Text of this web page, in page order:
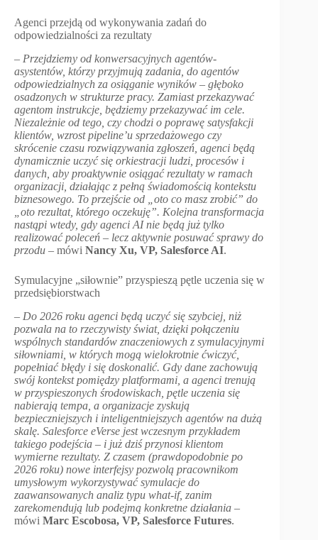
Agenci przejdą od wykonywania zadań do
odpowiedzialności za rezultaty
– Przejdziemy od konwersacyjnych agentów-
asystentów, którzy przyjmują zadania, do agentów
odpowiedzialnych za osiąganie wyników – głęboko
osadzonych w strukturze pracy. Zamiast przekazywać
agentom instrukcje, będziemy przekazywać im cele.
Niezależnie od tego, czy chodzi o poprawę satysfakcji
klientów, wzrost pipeline’u sprzedażowego czy
skrócenie czasu rozwiązywania zgłoszeń, agenci będą
dynamicznie uczyć się orkiestracji ludzi, procesów i
danych, aby proaktywnie osiągać rezultaty w ramach
organizacji, działając z pełną świadomością kontekstu
biznesowego. To przejście od „oto co masz zrobić” do
„oto rezultat, którego oczekuję”. Kolejna transformacja
nastąpi wtedy, gdy agenci AI nie będą już tylko
realizować poleceń – lecz aktywnie posuwać sprawy do
przodu – mówi Nancy Xu, VP, Salesforce AI.
Symulacyjne „siłownie” przyspieszą pętle uczenia się w
przedsiębiorstwach
– Do 2026 roku agenci będą uczyć się szybciej, niż
pozwala na to rzeczywisty świat, dzięki połączeniu
wspólnych standardów znaczeniowych z symulacyjnymi
siłowniami, w których mogą wielokrotnie ćwiczyć,
popełniać błędy i się doskonalić. Gdy dane zachowują
swój kontekst pomiędzy platformami, a agenci trenują
w przyspieszonych środowiskach, pętle uczenia się
nabierają tempa, a organizacje zyskują
bezpieczniejszych i inteligentniejszych agentów na dużą
skalę. Salesforce eVerse jest wczesnym przykładem
takiego podejścia – i już dziś przynosi klientom
wymierne rezultaty. Z czasem (prawdopodobnie po
2026 roku) nowe interfejsy pozwolą pracownikom
umysłowym wykorzystywać symulacje do
zaawansowanych analiz typu what-if, zanim
zarekomendują lub podejmą konkretne działania –
mówi Marc Escobosa, VP, Salesforce Futures.